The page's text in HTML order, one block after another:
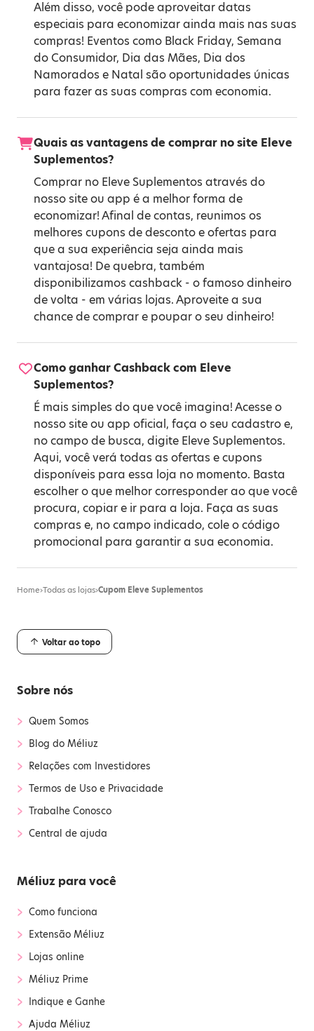
Além disso, você pode aproveitar datas
especiais para economizar ainda mais nas suas
compras! Eventos como Black Friday, Semana
do Consumidor, Dia das Mães, Dia dos
Namorados e Natal são oportunidades únicas
para fazer as suas compras com economia.
Quais as vantagens de comprar no site Eleve
Suplementos?
Comprar no Eleve Suplementos através do
nosso site ou app é a melhor forma de
economizar! Afinal de contas, reunimos os
melhores cupons de desconto e ofertas para
que a sua experiência seja ainda mais
vantajosa! De quebra, também
disponibilizamos cashback - o famoso dinheiro
de volta - em várias lojas. Aproveite a sua
chance de comprar e poupar o seu dinheiro!
Como ganhar Cashback com Eleve
Suplementos?
É mais simples do que você imagina! Acesse o
nosso site ou app oficial, faça o seu cadastro e,
no campo de busca, digite Eleve Suplementos.
Aqui, você verá todas as ofertas e cupons
disponíveis para essa loja no momento. Basta
escolher o que melhor corresponder ao que você
procura, copiar e ir para a loja. Faça as suas
compras e, no campo indicado, cole o código
promocional para garantir a sua economia.
Home›Todas as lojas›Cupom Eleve Suplementos
Voltar ao topo
Sobre nós
› Quem Somos
› Blog do Méliuz
› Relações com Investidores
› Termos de Uso e Privacidade
› Trabalhe Conosco
› Central de ajuda
Méliuz para você
› Como funciona
› Extensão Méliuz
› Lojas online
› Méliuz Prime
› Indique e Ganhe
› Ajuda Méliuz